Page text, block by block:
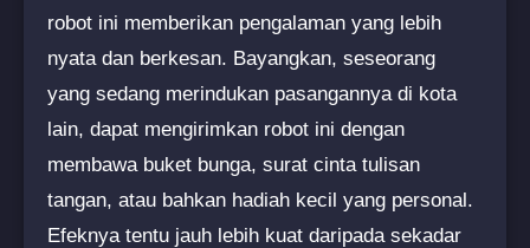
robot ini memberikan pengalaman yang lebih
nyata dan berkesan. Bayangkan, seseorang
yang sedang merindukan pasangannya di kota
lain, dapat mengirimkan robot ini dengan
membawa buket bunga, surat cinta tulisan
tangan, atau bahkan hadiah kecil yang personal.
Efeknya tentu jauh lebih kuat daripada sekadar